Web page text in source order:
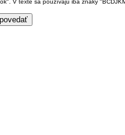
V texte sa používajú iba znaky